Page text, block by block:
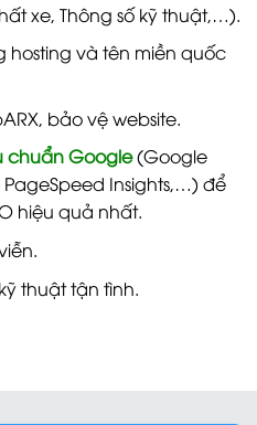
xe, Thông số kỹ thuật,…).
hosting và tên miền quốc
bảo vệ website.
chuẩn Google(Google
Insights,…) để
hiệu quả nhất.
thuật tận tình.